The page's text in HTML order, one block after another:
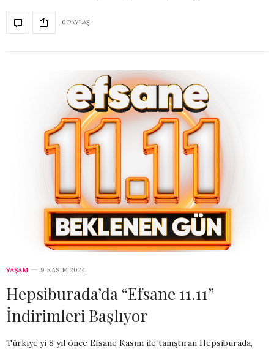
0 PAYLAŞ
YAŞAM 9 KASIM 2024
Hepsiburada’da “Efsane 11.11”
İndirimleri Başlıyor
Türkiye’yi 8 yıl önce Efsane Kasım ile tanıştıran Hepsiburada,